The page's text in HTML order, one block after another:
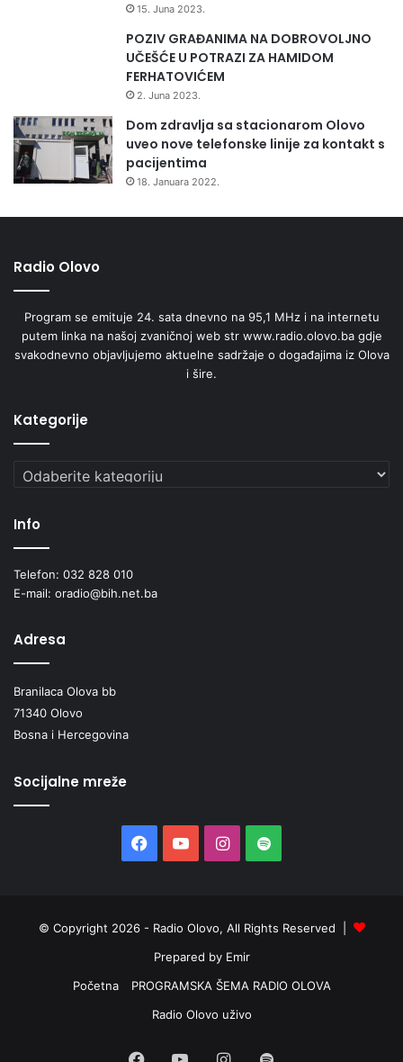
15. Juna 2023.
POZIV GRAĐANIMA NA DOBROVOLJNO
UČEŠĆE U POTRAZI ZA HAMIDOM
FERHATOVIĆEM
2. Juna 2023.
Dom zdravlja sa stacionarom Olovo
uveo nove telefonske linije za kontakt s
pacijentima
18. Januara 2022.
Radio Olovo
Program se emituje 24. sata dnevno na 95,1 MHz i na internetu
putem linka na našoj zvaničnoj web str www.radio.olovo.ba gdje
svakodnevno objavljujemo aktuelne sadržaje o događajima iz Olova
i šire.
Kategorije
Kategorije
Info
Telefon: 032 828 010
E-mail: oradio@bih.net.ba
Adresa
Branilaca Olova bb
71340 Olovo
Bosna i Hercegovina
Socijalne mreže
Facebook
YouTubeInstagram
Spotify
© Copyright 2026 - Radio Olovo, All Rights Reserved |
Prepared by Emir
Početna
PROGRAMSKA ŠEMA RADIO OLOVA
Radio Olovo uživo
Facebook
YouTubeInstagram
Spotify